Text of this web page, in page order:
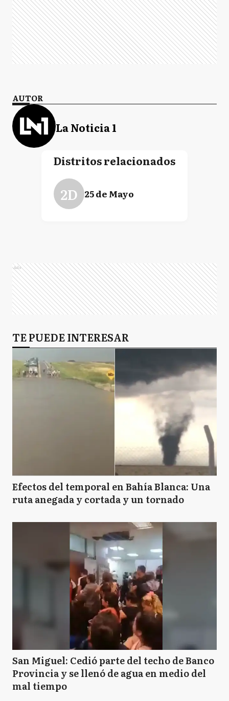
AUTOR
La Noticia 1
Distritos relacionados
2D 25 de Mayo
Ads
TE PUEDE INTERESAR
Efectos del temporal en Bahía Blanca: Una
ruta anegada y cortada y un tornado
San Miguel: Cedió parte del techo de Banco
Provincia y se llenó de agua en medio del
mal tiempo